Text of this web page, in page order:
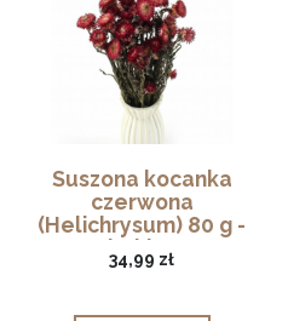
Suszona kocanka
czerwona
(Helichrysum) 80 g -
bukiet
34,99 zł